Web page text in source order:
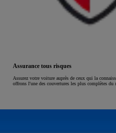
Assurance tous risques
Assurez votre voiture auprès de ceux qui la
offrons l'une des couvertures les plus complètes du